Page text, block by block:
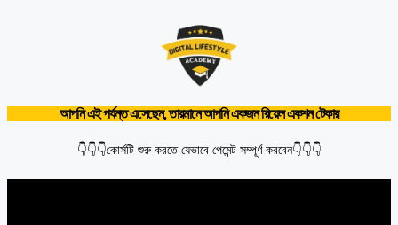
আপনি এই পর্যন্ত এসেছেন, তারমানে আপনি একজন রিয়েল একশন টেকার
👇👇👇কোর্সটি শুরু করতে যেভাবে পেমেন্ট সম্পূর্ণ করবেন👇👇👇